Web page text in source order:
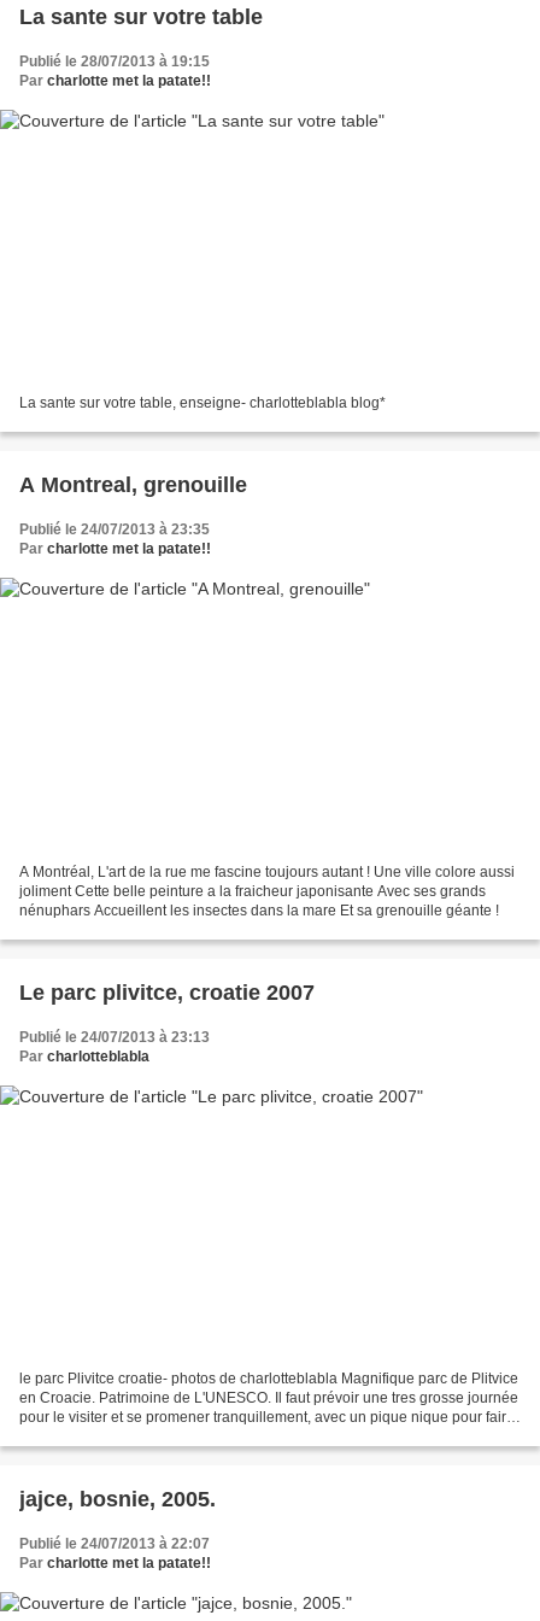
La sante sur votre table
Publié le 28/07/2013 à 19:15
Par charlotte met la patate!!
La sante sur votre table, enseigne- charlotteblabla blog*
A Montreal, grenouille
Publié le 24/07/2013 à 23:35
Par charlotte met la patate!!
A Montréal, L'art de la rue me fascine toujours autant ! Une ville colore aussi
joliment Cette belle peinture a la fraicheur japonisante Avec ses grands
nénuphars Accueillent les insectes dans la mare Et sa grenouille géante !
Le parc plivitce, croatie 2007
Publié le 24/07/2013 à 23:13
Par charlotteblabla
le parc Plivitce croatie- photos de charlotteblabla Magnifique parc de Plitvice
en Croacie. Patrimoine de L'UNESCO. Il faut prévoir une tres grosse journée
pour le visiter et se promener tranquillement, avec un pique nique pour faire
jajce, bosnie, 2005.
Publié le 24/07/2013 à 22:07
Par charlotte met la patate!!